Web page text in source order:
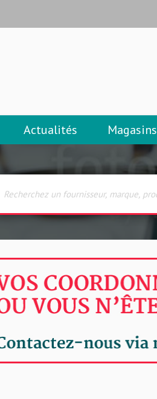
Actualités